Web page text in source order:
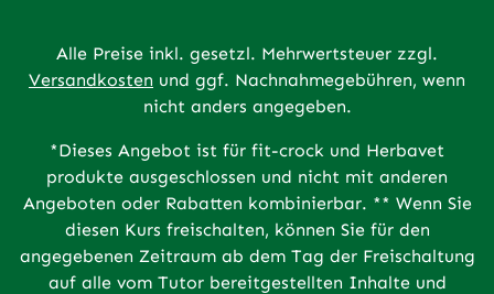
Alle Preise inkl. gesetzl. Mehrwertsteuer zzgl.
Versandkosten und ggf. Nachnahmegebühren, wenn
nicht anders angegeben.
*Dieses Angebot ist für fit-crock und Herbavet
produkte ausgeschlossen und nicht mit anderen
Angeboten oder Rabatten kombinierbar. ** Wenn Sie
diesen Kurs freischalten, können Sie für den
angegebenen Zeitraum ab dem Tag der Freischaltung
auf alle vom Tutor bereitgestellten Inhalte und